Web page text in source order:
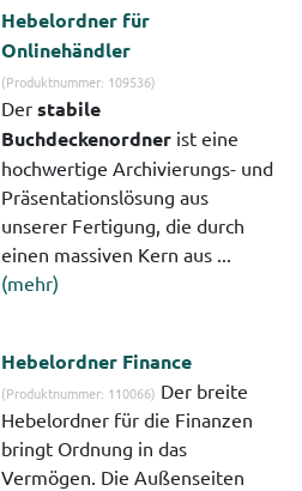
Hebelordner für
Onlinehändler
(Produktnummer: 109536)
Derstabile
Buchdeckenordner ist eine
hochwertige Archivierungs- und
Präsentationslösung aus
unserer Fertigung, die durch
einen massiven Kern aus ...
(mehr)
Hebelordner Finance
(Produktnummer: 110066) Der breite
Hebelordner für die Finanzen
bringt Ordnung in das
Vermögen. Die Außenseiten